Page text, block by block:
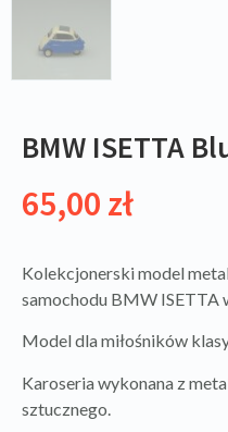
BMW ISETTA
65,00 zł
Kolekcjonerski model
samochodu BMW
Model dla miłośników
Karoseria wykonana z
sztucznego.